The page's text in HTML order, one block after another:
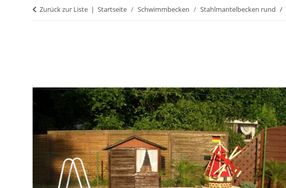
Zurück zur Liste Startseite Schwimmbecken Stahlmantelbecken rund